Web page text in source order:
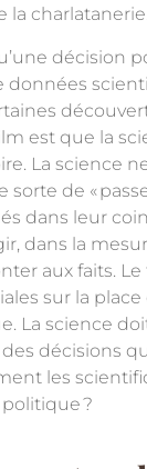
la charlatanerie.
décision
données
est que la
La science
sorte de «
dans leur
dans la
aux faits.
sur la
La science
décisions
les
politique?